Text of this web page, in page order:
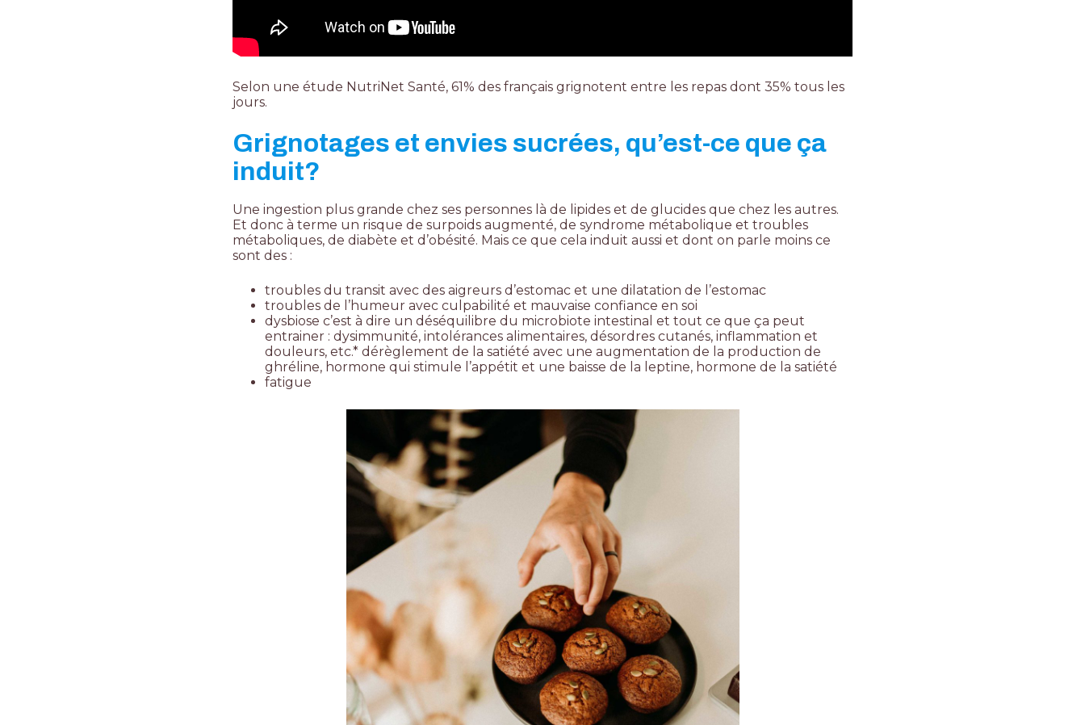
Selon une étude NutriNet Santé, 61% des français grignotent entre les repas dont 35% tous les
jours.
Grignotages et envies sucrées, qu’est-ce que ça
induit?
Une ingestion plus grande chez ses personnes là de lipides et de glucides que chez les autres.
Et donc à terme un risque de surpoids augmenté, de syndrome métabolique et troubles
métaboliques, de diabète et d’obésité. Mais ce que cela induit aussi et dont on parle moins ce
sont des :
troubles du transit avec des aigreurs d’estomac et une dilatation de l’estomac
troubles de l’humeur avec culpabilité et mauvaise confiance en soi
dysbiose c’est à dire un déséquilibre du microbiote intestinal et tout ce que ça peut
entrainer : dysimmunité, intolérances alimentaires, désordres cutanés, inflammation et
douleurs, etc.* dérèglement de la satiété avec une augmentation de la production de
ghréline, hormone qui stimule l’appétit et une baisse de la leptine, hormone de la satiété
fatigue